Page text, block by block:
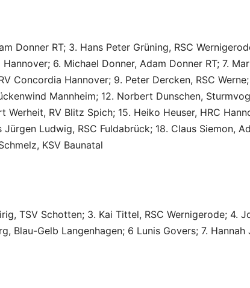
Donner RT; 3. Hans Peter Grüning, RSC
6. Michael Donner, Adam Donner RT; 7.
Concordia Hannover; 9. Peter Dercken, RSC
Mannheim; 12. Norbert Dunschen,
Werheit, RV Blitz Spich; 15. Heiko Heuser, HRC
Ludwig, RSC Fuldabrück; 18. Claus Siemon,
KSV Baunatal
TSV Schotten; 3. Kai Tittel, RSC Wernigerode; 4.
Blau-Gelb Langenhagen; 6 Lunis Govers; 7. Hannah